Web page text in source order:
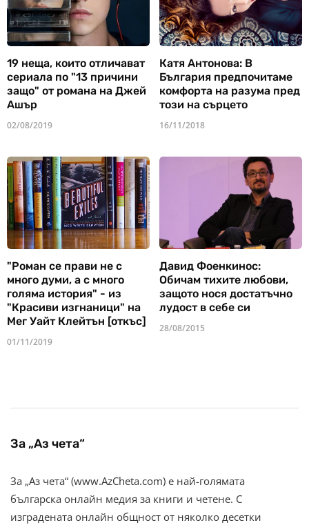
19 неща, които отличават
сериала по "13 причини
защо" от романа на Джей
Ашър
02/08/2019
Катя Антонова: В
България предпочитаме
комфорта на разума пред
този на сърцето
16/11/2018
"Роман се прави не с
много думи, а с много
голяма история" - из
"Красиви изгнаници" на
Мег Уайт Клейтън [откъс]
01/11/2019
Давид Фоенкинос:
Обичам тихите любови,
защото нося достатъчно
лудост в себе си
28/08/2015
За „Аз чета“
За „Аз чета“ (www.AzCheta.com) е най-голямата
българска онлайн медия за книги и четене. С
изградената онлайн общност от няколко десетки